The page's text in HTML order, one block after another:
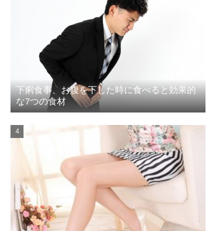
下痢食事、お腹を下した時に食べると効果的
な7つの食材